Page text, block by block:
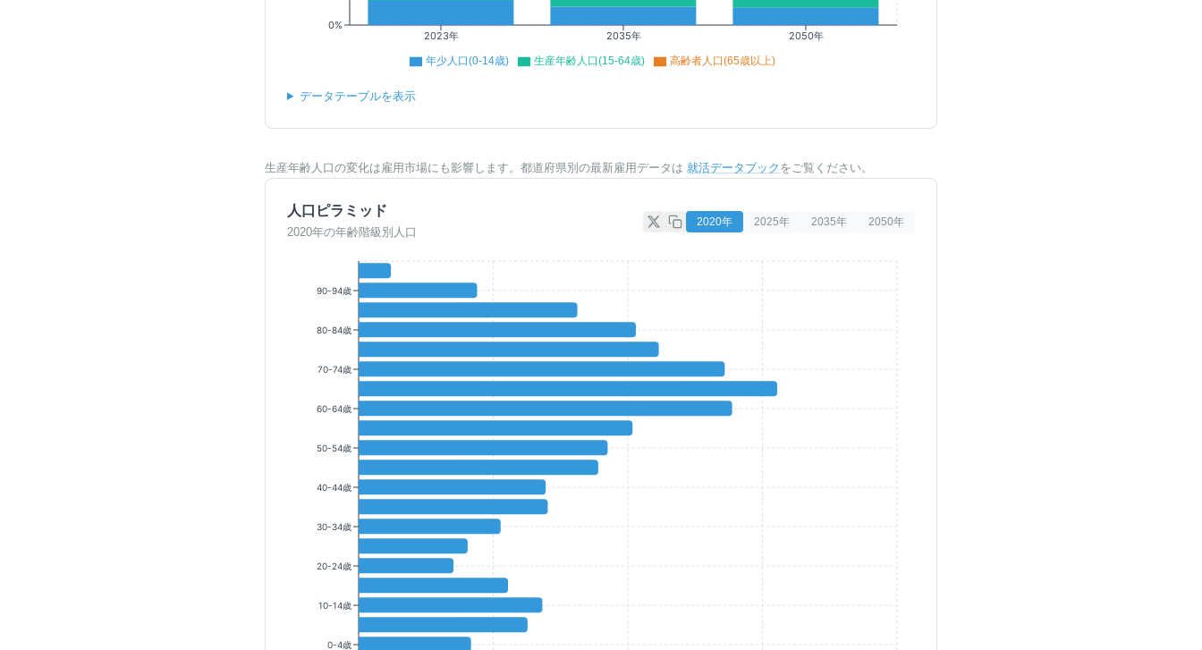
2023年 2035年 2050年
0%
年少人口(0-14歳) 生産年齢人口(15-64歳) 高齢者人口(65歳以上)
データテーブルを表示
生産年齢人口の変化は雇用市場にも影響します。都道府県別の最新雇用データは 就活データブック をご覧ください。
人口ピラミッド
2020年の年齢階級別人口
2020年 2025年 2035年 2050年
90-94歳
80-84歳
70-74歳
60-64歳
50-54歳
40-44歳
30-34歳
20-24歳
10-14歳
0-4歳